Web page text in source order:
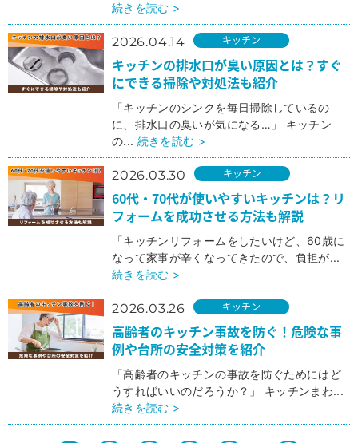
続きを読む >
2026.04.14 キッチン
キッチンの排水口が臭い原因とは？すぐ
にできる掃除や対処法も紹介
「キッチンのシンクを毎日掃除しているの
に、排水口の臭いが気になる…」 キッチン
の... 続きを読む >
2026.03.30 キッチン
60代・70代が使いやすいキッチンは？リ
フォームを成功させる方法も解説
「キッチンリフォームをしたいけど、60歳に
なって家事が辛くなってきたので、負担が...
続きを読む >
2026.03.26 キッチン
高齢者のキッチン事故を防ぐ！危険な事
例や台所の安全対策を紹介
「高齢者のキッチンの事故を防ぐためにはど
うすればいいのだろうか？」 キッチンまわ...
続きを読む >